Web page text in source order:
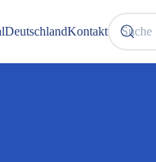
DeutschlandKontakt